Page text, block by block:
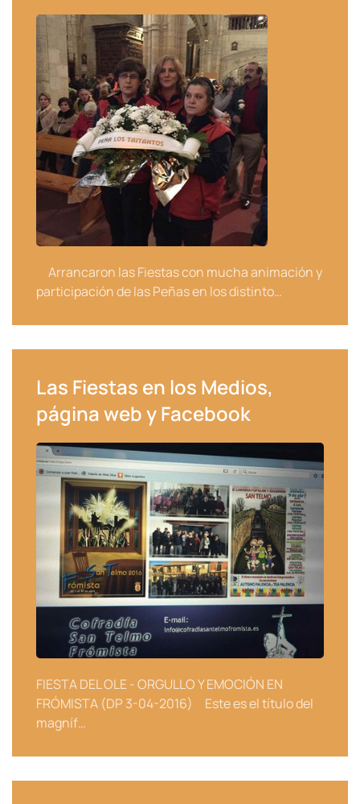
Arrancaron las Fiestas con mucha animación y
participación de las Peñas en los distinto…
Las Fiestas en los Medios,
página web y Facebook
FIESTA DEL OLE - ORGULLO Y EMOCIÓN EN
FRÓMISTA (DP 3-04-2016) Este es el título del
magníf…